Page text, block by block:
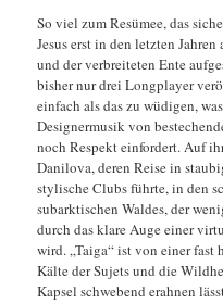
So viel zum Resümee, das
Jesus erst in den letzten
und der verbreiteten Ente
bisher nur drei Longplayer
einfach als das zu wüdigen,
Designermusik von
noch Respekt einfordert. Auf
Danilova, deren Reise in
stylische Clubs führte, in den
subarktischen Waldes, der
durch das klare Auge einer
wird. „Taiga“ ist von einer
Kälte der Sujets und die
Kapsel schwebend erahnen